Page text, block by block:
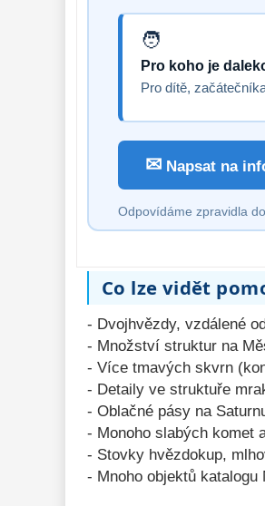
Pro koho je
Pro dítě,
✉ Napsat na
Odpovídáme zpravidla
Co lze vidět
- Dvojhvězdy, vzdálené
- Množství struktur na
- Více tmavých skvrn
- Detaily ve struktuře
- Oblačné pásy na
- Monoho slabých komet
- Stovky hvězdokup,
- Mnoho objektů